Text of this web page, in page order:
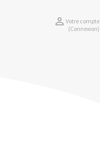
 Votre compte
(Connexion)